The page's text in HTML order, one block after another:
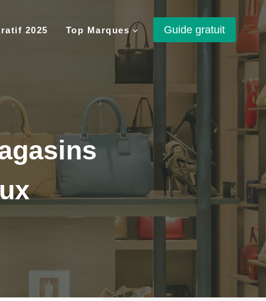
2025 Top Marques Guide gratuit